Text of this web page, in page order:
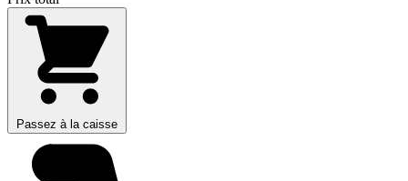
Passez à la caisse